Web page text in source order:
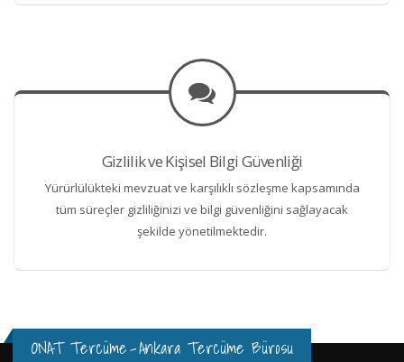
Gizlilik ve Kişisel Bilgi Güvenliği
Yürürlülükteki mevzuat ve karşılıklı sözleşme kapsamında
tüm süreçler gizliliğinizi ve bilgi güvenliğini sağlayacak
şekilde yönetilmektedir.
ONAT Tercüme-Ankara Tercüme Bürosu